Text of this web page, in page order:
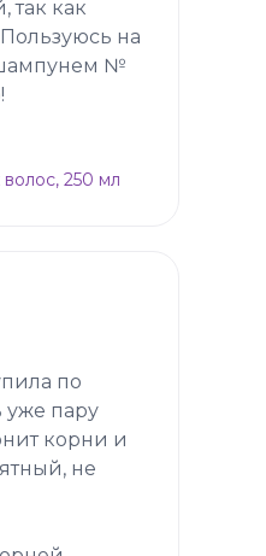
так как
на
шампунем №
250 мл
по
уже пару
корни и
не